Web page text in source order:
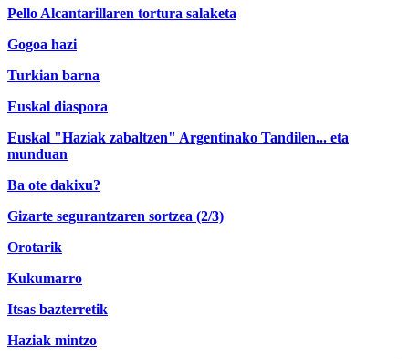
Pello Alcantarillaren tortura salaketa
Gogoa hazi
Turkian barna
Euskal diaspora
Euskal "Haziak zabaltzen" Argentinako Tandilen... eta
munduan
Ba ote dakixu?
Gizarte segurantzaren sortzea (2/3)
Orotarik
Kukumarro
Itsas bazterretik
Haziak mintzo